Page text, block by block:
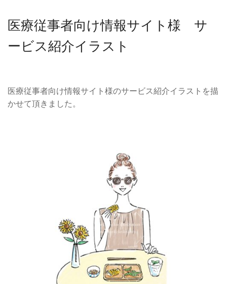
医療従事者向け情報サイト様 サ
ービス紹介イラスト
医療従事者向け情報サイト様のサービス紹介イラストを描
かせて頂きました。